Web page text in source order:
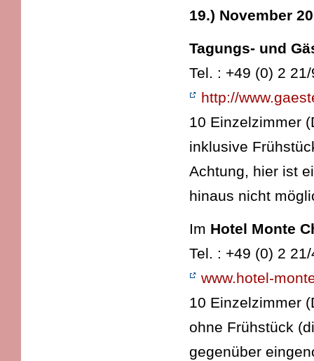
19.) November
Tagungs- und
Tel. : +49 (0) 2
http://
10 Einzelzimmer
inklusive
Achtung, hier ist
hinaus nicht
Im Hotel Monte
Tel. : +49 (0) 2
www.hotel-
10 Einzelzimmer
ohne Frühstück
gegenüber